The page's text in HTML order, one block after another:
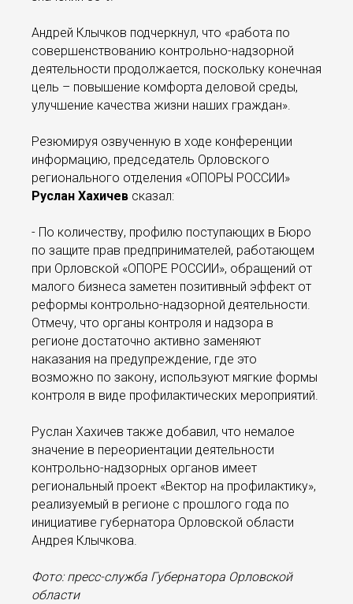
Андрей Клычков подчеркнул, что «работа по
совершенствованию контрольно-надзорной
деятельности продолжается, поскольку конечная
цель – повышение комфорта деловой среды,
улучшение качества жизни наших граждан».
Резюмируя озвученную в ходе конференции
информацию, председатель Орловского
регионального отделения «ОПОРЫ РОССИИ»
Руслан Хахичев сказал:
- По количеству, профилю поступающих в Бюро
по защите прав предпринимателей, работающем
при Орловской «ОПОРЕ РОССИИ», обращений от
малого бизнеса заметен позитивный эффект от
реформы контрольно-надзорной деятельности.
Отмечу, что органы контроля и надзора в
регионе достаточно активно заменяют
наказания на предупреждение, где это
возможно по закону, используют мягкие формы
контроля в виде профилактических мероприятий.
Руслан Хахичев также добавил, что немалое
значение в переориентации деятельности
контрольно-надзорных органов имеет
региональный проект «Вектор на профилактику»,
реализуемый в регионе с прошлого года по
инициативе губернатора Орловской области
Андрея Клычкова.
Фото: пресс-служба Губернатора Орловской
области